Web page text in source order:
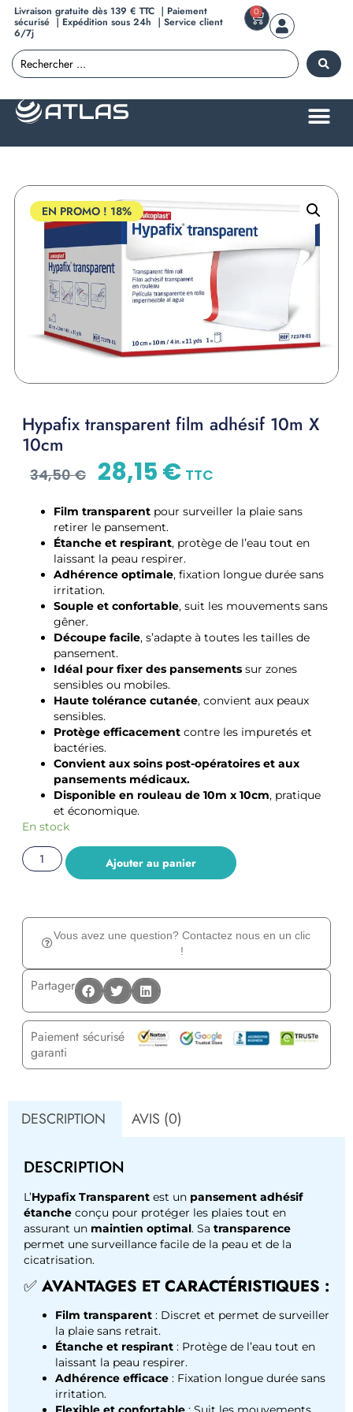
Livraison gratuite dès 139 € TTC ｜Paiement
sécurisé ｜Expédition sous 24h ｜Service client
6/7j
0
EN PROMO ! 18%
Hypafix transparent film adhésif 10m X
10cm
34,50€ 28,15€ TTC
Film transparentpour surveiller la plaie sans
retirer le pansement.
Étanche et respirant, protège de l’eau tout en
laissant la peau respirer.
Adhérence optimale, fixation longue durée sans
irritation.
Souple et confortable, suit les mouvements sans
gêner.
Découpe facile, s’adapte à toutes les tailles de
pansement.
Idéal pour fixer des pansementssur zones
sensibles ou mobiles.
Haute tolérance cutanée, convient aux peaux
sensibles.
Protège efficacementcontre les impuretés et
bactéries.
Convient aux soins post-opératoires et aux
pansements médicaux.
Disponible en rouleau de 10m x 10cm, pratique
et économique.
En stock
Ajouter au panier
Vous avez une question? Contactez nous en un clic
!
Partager
Paiement sécurisé
garanti
DESCRIPTION AVIS (0)
DESCRIPTION
L’Hypafix Transparent est un pansement adhésif
étanche conçu pour protéger les plaies tout en
assurant un maintien optimal. Sa transparence
permet une surveillance facile de la peau et de la
cicatrisation.
✅ AVANTAGES ET CARACTÉRISTIQUES :
Film transparent : Discret et permet de surveiller
la plaie sans retrait.
Étanche et respirant : Protège de l’eau tout en
laissant la peau respirer.
Adhérence efficace : Fixation longue durée sans
irritation.